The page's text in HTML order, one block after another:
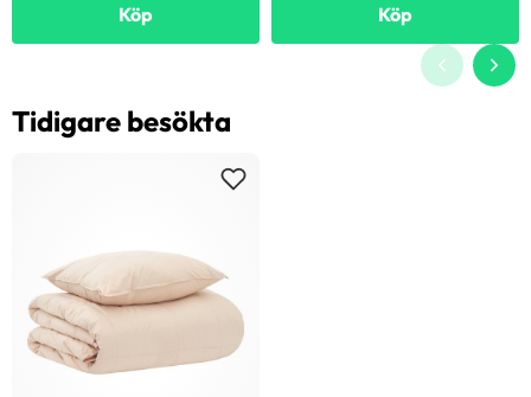
Köp Köp
Tidigare besökta